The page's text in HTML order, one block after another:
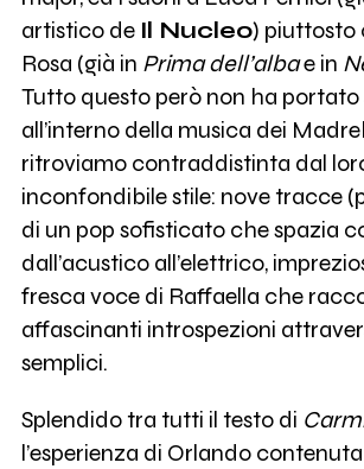
artistico de Il Nucleo) piuttosto
Rosa (già in Prima dell’albae in
Tutto questo però non ha
all’interno della musica dei
ritroviamo contraddistinta dal
inconfondibile stile: nove tracce
di un pop sofisticato che spazia
dall’acustico all’elettrico,
fresca voce di Raffaella che
affascinanti introspezioni
semplici.
Splendido tra tutti il testo di
l’esperienza di Orlando